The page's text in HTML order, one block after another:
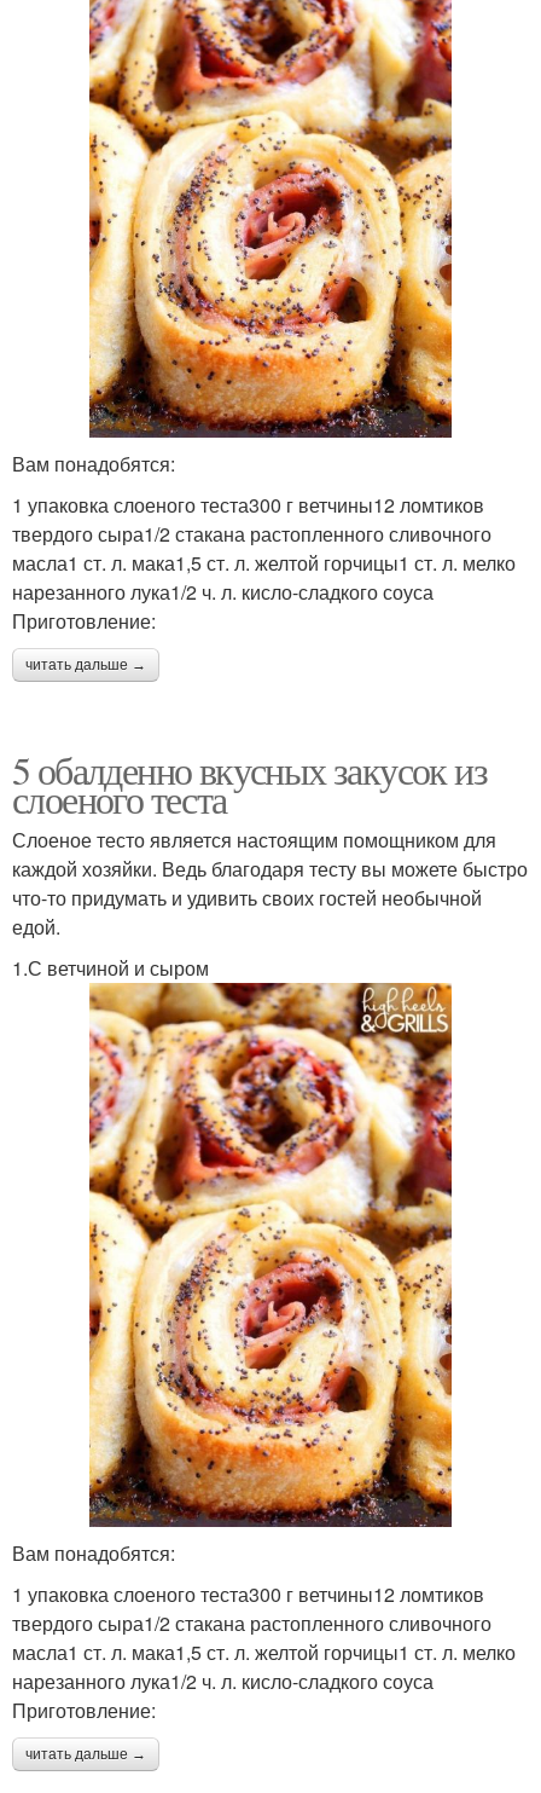
Вам понадобятся:
1 упаковка слоеного теста300 г ветчины12 ломтиков
твердого сыра1/2 стакана растопленного сливочного
масла1 ст. л. мака1,5 ст. л. желтой горчицы1 ст. л. мелко
нарезанного лука1/2 ч. л. кисло-сладкого соуса
Приготовление:
читать дальше →
5 обалденно вкусных закусок из
слоеного теста
Слоеное тесто является настоящим помощником для
каждой хозяйки. Ведь благодаря тесту вы можете быстро
что-то придумать и удивить своих гостей необычной
едой.
1.С ветчиной и сыром
Вам понадобятся:
1 упаковка слоеного теста300 г ветчины12 ломтиков
твердого сыра1/2 стакана растопленного сливочного
масла1 ст. л. мака1,5 ст. л. желтой горчицы1 ст. л. мелко
нарезанного лука1/2 ч. л. кисло-сладкого соуса
Приготовление:
читать дальше →